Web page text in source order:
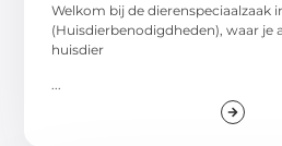
Welkom bij de dierenspeciaalzaak
(Huisdierbenodigdheden), waar je
huisdier
...